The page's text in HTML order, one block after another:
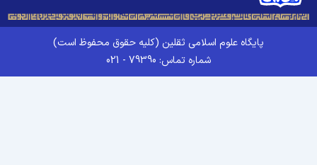
پایگاه علوم اسلامی ثقلین (کلیه حقوق محفوظ است)
شماره تماس: 79390 - 021